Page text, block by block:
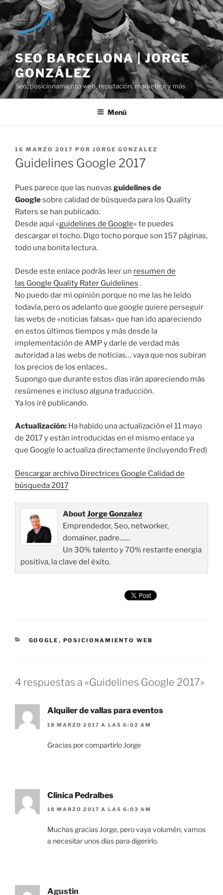
Saltar
al
contenido
SEO BARCELONA | JORGE
GONZÁLEZ
Seo, posicionamiento web, reputación, marketing y más
Menú
PUBLICADO
EL
16 MARZO 2017 POR JORGE GONZALEZ
Guidelines Google 2017
Pues parece que las nuevas guidelines de
Googlesobre calidad de búsqueda para los Quality
Raters se han publicado.
Desde aquí «guidelines de Google» te puedes
descargar el tocho. Digo tocho porque son 157 páginas,
todo una bonita lectura.
Desde este enlace podrás leer un resumen de
las Google Quality Rater Guidelines .
No puedo dar mi opinión porque no me las he leído
todavía, pero os adelanto que google quiere perseguir
las webs de «noticias falsas» que han ido apareciendo
en estos últimos tiempos y más desde la
implementación de AMP y darle de verdad más
autoridad a las webs de noticias… vaya que nos subiran
los precios de los enlaces..
Supongo que durante estos días irán apareciendo más
resúmenes e incluso alguna traducción.
Ya los iré publicando.
Actualización: Ha habido una actualización el 11 mayo
de 2017 y están introducidas en el mismo enlace ya
que Google lo actualiza directamente (incluyendo Fred)
Descargar archivo Directrices Google Calidad de
búsqueda 2017
AboutJorge Gonzalez
Emprendedor, Seo, networker,
domainer, padre.......
Un 30% talento y 70% restante energia
positiva, la clave del éxito.
CATEGORÍAS
GOOGLE , POSICIONAMIENTO WEB
4 respuestas a «Guidelines Google 2017»
Alquiler de vallas para eventos
18 MARZO 2017 A LAS 6:02 AM
Gracias por compartirlo Jorge
Clinica Pedralbes
18 MARZO 2017 A LAS 6:03 AM
Muchas gracias Jorge, pero vaya volumén, vamos
a necesitar unos días para digerirlo.
Agustin